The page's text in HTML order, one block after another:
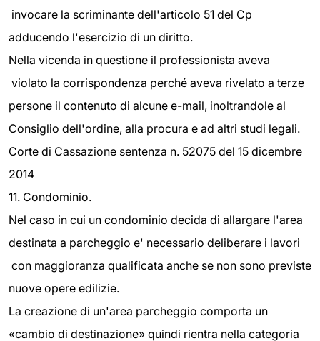
invocare la scriminante dell'articolo 51 del Cp
adducendo l'esercizio di un diritto.
Nella vicenda in questione il professionista aveva
violato la corrispondenza perché aveva rivelato a terze
persone il contenuto di alcune e-mail, inoltrandole al
Consiglio dell'ordine, alla procura e ad altri studi legali.
Corte di Cassazione sentenza n. 52075 del 15 dicembre
2014
11. Condominio.
Nel caso in cui un condominio decida di allargare l'area
destinata a parcheggio e' necessario deliberare i lavori
con maggioranza qualificata anche se non sono previste
nuove opere edilizie.
La creazione di un'area parcheggio comporta un
«cambio di destinazione» quindi rientra nella categoria